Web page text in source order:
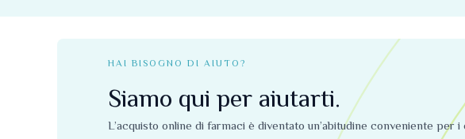
HAI BISOGNO DI AIUTO?
Siamo qui per aiutarti.
L’acquisto online di farmaci è diventato un’abitudine conveniente per i